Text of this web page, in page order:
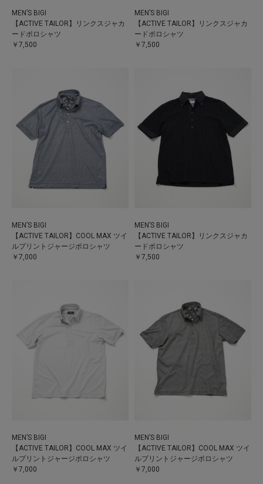
MEN’S BIGI
【ACTIVE TAILOR】リンクスジャカ
ードポロシャツ
￥7,500
MEN’S BIGI
【ACTIVE TAILOR】リンクスジャカ
ードポロシャツ
￥7,500
MEN’S BIGI
【ACTIVE TAILOR】COOL MAX ツイ
ルプリントジャージポロシャツ
￥7,000
MEN’S BIGI
【ACTIVE TAILOR】リンクスジャカ
ードポロシャツ
￥7,500
MEN’S BIGI
【ACTIVE TAILOR】COOL MAX ツイ
ルプリントジャージポロシャツ
￥7,000
MEN’S BIGI
【ACTIVE TAILOR】COOL MAX ツイ
ルプリントジャージポロシャツ
￥7,000